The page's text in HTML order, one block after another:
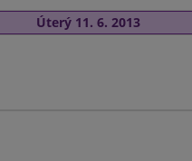
Úterý 11. 6. 2013